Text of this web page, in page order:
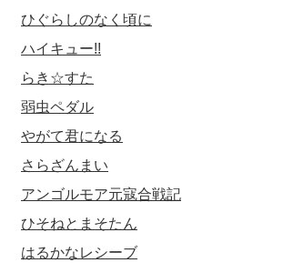
ひぐらしのなく頃に
ハイキュー!!
らき☆すた
弱虫ペダル
やがて君になる
さらざんまい
アンゴルモア元寇合戦記
ひそねとまそたん
はるかなレシーブ